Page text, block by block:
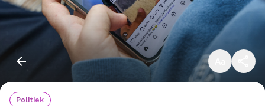
Klein
Standaard
Groot
Politiek